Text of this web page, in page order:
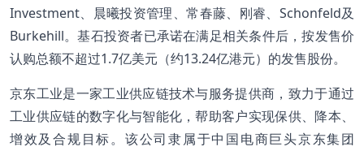
Investment、晨曦投资管理、常春藤、刚睿、Schonfeld及
Burkehill。基石投资者已承诺在满足相关条件后，按发售价
认购总额不超过1.7亿美元（约13.24亿港元）的发售股份。
京东工业是一家工业供应链技术与服务提供商，致力于通过
工业供应链的数字化与智能化，帮助客户实现保供、降本、
增效及合规目标。该公司隶属于中国电商巨头京东集团